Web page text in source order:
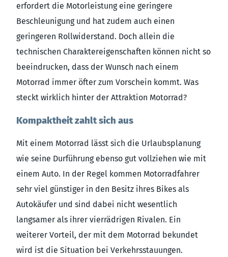
erfordert die Motorleistung eine geringere
Beschleunigung und hat zudem auch einen
geringeren Rollwiderstand. Doch allein die
technischen Charaktereigenschaften können nicht so
beeindrucken, dass der Wunsch nach einem
Motorrad immer öfter zum Vorschein kommt. Was
steckt wirklich hinter der Attraktion Motorrad?
Kompaktheit zahlt sich aus
Mit einem Motorrad lässt sich die Urlaubsplanung
wie seine Durführung ebenso gut vollziehen wie mit
einem Auto. In der Regel kommen Motorradfahrer
sehr viel günstiger in den Besitz ihres Bikes als
Autokäufer und sind dabei nicht wesentlich
langsamer als ihrer vierrädrigen Rivalen. Ein
weiterer Vorteil, der mit dem Motorrad bekundet
wird ist die Situation bei Verkehrsstauungen.